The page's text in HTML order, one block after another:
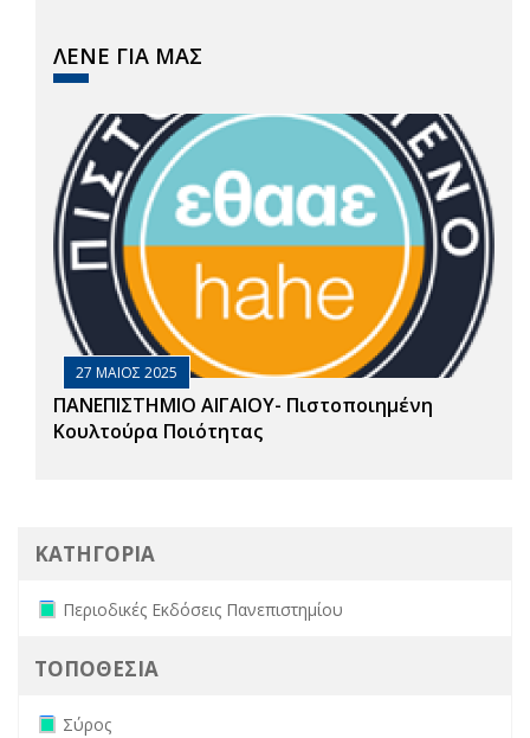
ΛΕΝΕ ΓΙΑ ΜΑΣ
27 ΜΑΙΟΣ 2025
ΠΑΝΕΠΙΣΤΗΜΙΟ ΑΙΓΑΙΟΥ- Πιστοποιημένη
Κουλτούρα Ποιότητας
ΚΑΤΗΓΟΡΙΑ
Remove Περιοδικές Εκδόσεις Πανεπιστημίου filter
Περιοδικές Εκδόσεις Πανεπιστημίου
ΤΟΠΟΘΕΣΙΑ
Remove Σύρος filter
Σύρος